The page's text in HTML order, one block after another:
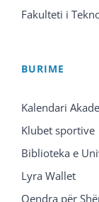
Fakulteti i
BURIME
Kalendari
Klubet sportive
Biblioteka e
Lyra Wallet
Qendra për